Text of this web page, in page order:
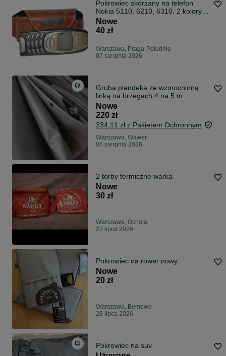
Pokrowiec skórzany na telefon
Nokia 5110, 6210, 6310, 2 kolory
wiśnia lub jasny brąz
Nowe
40 zł
Warszawa, Praga-Południe
07 sierpnia 2026
Gruba plandeka ze wzmocnioną
linką na brzegach 4 na 5 m
Nowe
220 zł
234,11 zł z Pakietem Ochronnym
Warszawa, Wawer
05 sierpnia 2026
2 torby termiczne warka
Nowe
30 zł
Warszawa, Ochota
22 lipca 2026
Pokrowiec na rower nowy
Nowe
20 zł
Warszawa, Bemowo
28 lipca 2026
Pokrowiec na suv